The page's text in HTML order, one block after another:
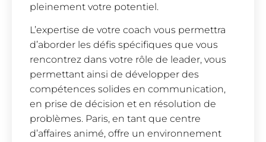
pleinement votre potentiel.
L’expertise de votre coach vous permettra
d’aborder les défis spécifiques que vous
rencontrez dans votre rôle de leader, vous
permettant ainsi de développer des
compétences solides en communication,
en prise de décision et en résolution de
problèmes. Paris, en tant que centre
d’affaires animé, offre un environnement